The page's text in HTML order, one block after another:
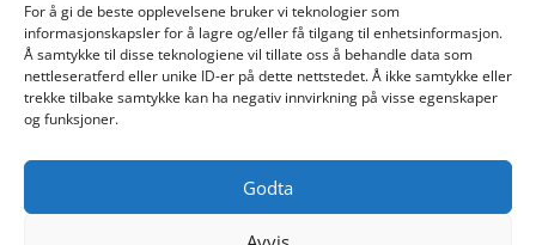
For å gi de beste opplevelsene bruker vi teknologier som
informasjonskapsler for å lagre og/eller få tilgang til enhetsinformasjon.
Å samtykke til disse teknologiene vil tillate oss å behandle data som
nettleseratferd eller unike ID-er på dette nettstedet. Å ikke samtykke eller
trekke tilbake samtykke kan ha negativ innvirkning på visse egenskaper
og funksjoner.
Godta

Aksdal

+47 995 81 519
 post@c54.no
Org nr. 915 859 313